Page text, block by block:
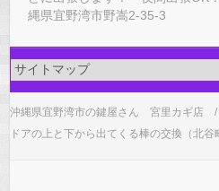
縄県宜野湾市野嵩2-35-3
沖縄県宜野湾市の鍵屋さん 宮里カギ店
ドアの上と下から出てくる棒の交換（北谷